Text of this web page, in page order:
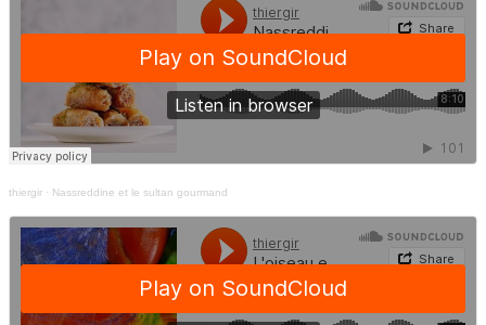
thiergir · Nassreddine et le sultan gourmand